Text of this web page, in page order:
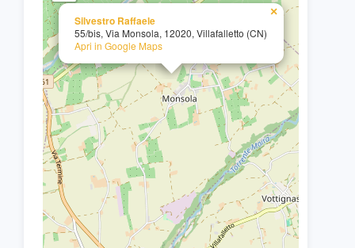
Silvestro Raffaele
55/bis, Via Monsola, 12020, Villafalletto (CN)
Apri in Google Maps
×